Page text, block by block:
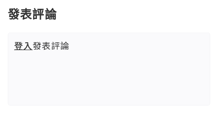
發表評論
登入發表評論